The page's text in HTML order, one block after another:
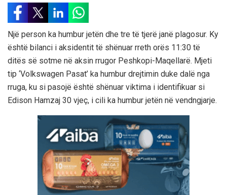
Një person ka humbur jetën dhe tre të tjerë janë plagosur. Ky
është bilanci i aksidentit të shënuar rreth orës 11:30 të
ditës së sotme në aksin rrugor Peshkopi-Maqellarë. Mjeti
tip ‘Volkswagen Pasat’ ka humbur drejtimin duke dalë nga
rruga, ku si pasojë është shënuar viktima i identifikuar si
Edison Hamzaj 30 vjeç, i cili ka humbur jetën në vendngjarje.